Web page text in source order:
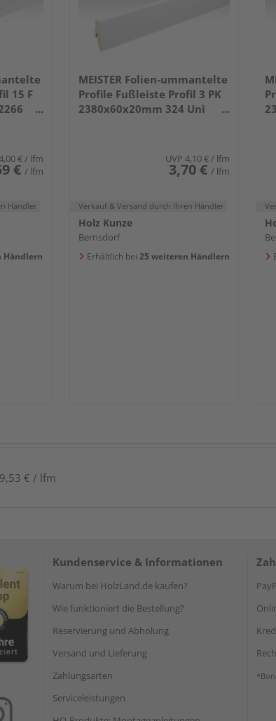
15 F
€ / lfm
€ / lfm
Händler
Händlern
MEISTER Folien-ummantelte
Profile Fußleiste Profil 3 PK
2380x60x20mm 324 Uni
UVP 4,10 € / lfm
3,70 € / lfm
Verkauf & Versand durch Ihren Händler
Holz Kunze
Bernsdorf
Erhältlich bei 25 weiteren Händlern
€ / lfm
Kundenservice & Informationen
Warum bei HolzLand.de kaufen?
Wie funktioniert die Bestellung?
Reservierung und Abholung
Versand und Lieferung
Zahlungsarten
Serviceleistungen